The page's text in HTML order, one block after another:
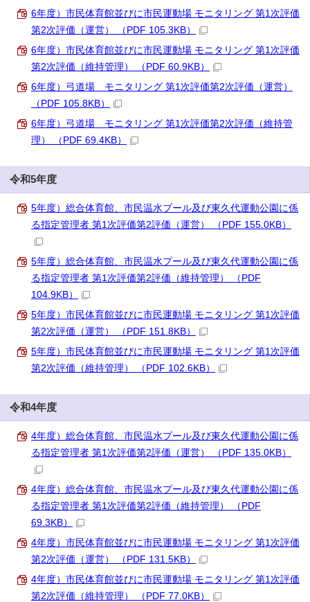
6年度）市民体育館並びに市民運動場 モニタリング 第1次評価
第2次評価（運営） （PDF 105.3KB）
6年度）市民体育館並びに市民運動場 モニタリング 第1次評価
第2次評価（維持管理） （PDF 60.9KB）
6年度）弓道場 モニタリング 第1次評価第2次評価（運営）
（PDF 105.8KB）
6年度）弓道場 モニタリング 第1次評価第2次評価（維持管
理） （PDF 69.4KB）
令和5年度
5年度）総合体育館、市民温水プール及び東久代運動公園に係
る指定管理者 第1次評価第2評価（運営） （PDF 155.0KB）
5年度）総合体育館、市民温水プール及び東久代運動公園に係
る指定管理者 第1次評価第2評価（維持管理） （PDF
104.9KB）
5年度）市民体育館並びに市民運動場 モニタリング 第1次評価
第2次評価（運営） （PDF 151.8KB）
5年度）市民体育館並びに市民運動場 モニタリング 第1次評価
第2次評価（維持管理） （PDF 102.6KB）
令和4年度
4年度）総合体育館、市民温水プール及び東久代運動公園に係
る指定管理者 第1次評価第2評価（運営） （PDF 135.0KB）
4年度）総合体育館、市民温水プール及び東久代運動公園に係
る指定管理者 第1次評価第2評価（維持管理） （PDF
69.3KB）
4年度）市民体育館並びに市民運動場 モニタリング 第1次評価
第2次評価（運営） （PDF 131.5KB）
4年度）市民体育館並びに市民運動場 モニタリング 第1次評価
第2次評価（維持管理） （PDF 77.0KB）